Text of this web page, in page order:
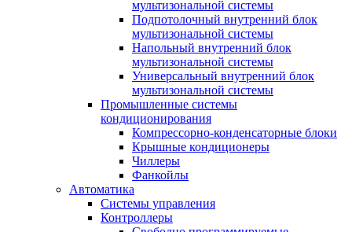
мультизональной системы
Подпотолочный внутренний блок
мультизональной системы
Напольный внутренний блок
мультизональной системы
Универсальный внутренний блок
мультизональной системы
Промышленные системы
кондиционирования
Компрессорно-конденсаторные блоки
Крышные кондиционеры
Чиллеры
Фанкойлы
Автоматика
Системы управления
Контроллеры